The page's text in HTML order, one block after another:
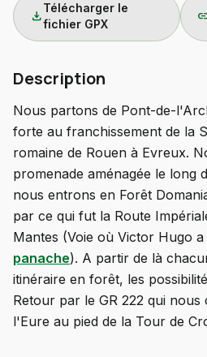
download
Télécharger le
fichier GPX
Description
Nous partons de Pont-de-
forte au franchissement de la
romaine de Rouen à Evreux.
promenade aménagée le long
nous entrons en Forêt
par ce qui fut la Route
Mantes (Voie où Victor Hugo
panache). A partir de là
itinéraire en forêt, les
Retour par le GR 222 qui
l'Eure au pied de la Tour de